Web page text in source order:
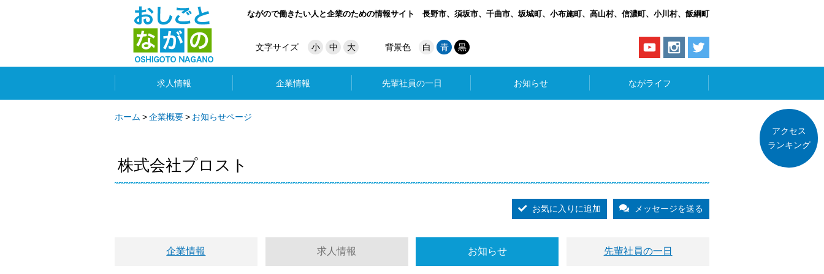
ながので働きたい人と企業のための情報サイト 長野市、須坂市、千曲市、坂城町、小布施町、高山村、信濃町、小川村、飯綱町
文字サイズ 小 中 大 背景色 白 青 黒
求人情報 企業情報 先輩社員の一日 お知らせ ながライフ
ホーム 企業概要 お知らせページ
株式会社プロスト
お気に入りに追加 メッセージを送る
企業情報 求人情報 お知らせ 先輩社員の一日
アクセス
ランキング